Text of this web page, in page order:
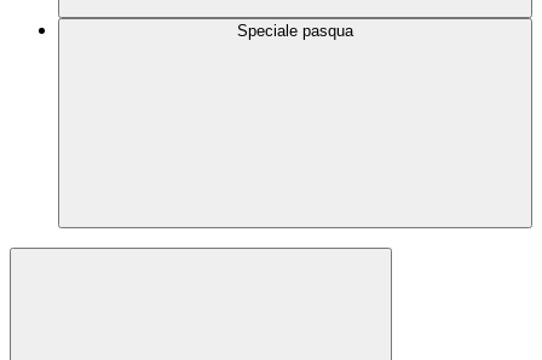
Speciale pasqua